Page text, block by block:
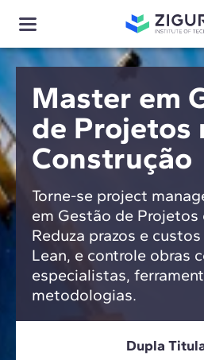
Master em
de Projetos
Construção
Torne-se project
em Gestão de Projetos
Reduza prazos e
Lean, e controle obras
especialistas,
metodologias.
Dupla